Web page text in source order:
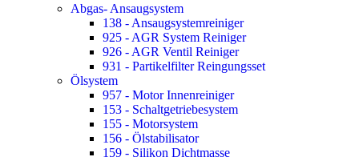
Abgas- Ansaugsystem
138 - Ansaugsystemreiniger
925 - AGR System Reiniger
926 - AGR Ventil Reiniger
931 - Partikelfilter Reingungsset
Ölsystem
957 - Motor Innenreiniger
153 - Schaltgetriebesystem
155 - Motorsystem
156 - Ölstabilisator
159 - Silikon Dichtmasse